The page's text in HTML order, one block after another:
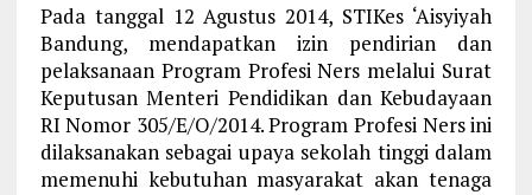
Pada tanggal 12 Agustus 2014, STIKes ‘Aisyiyah
Bandung, mendapatkan izin pendirian dan
pelaksanaan Program Profesi Ners melalui Surat
Keputusan Menteri Pendidikan dan Kebudayaan
RI Nomor 305/E/O/2014. Program Profesi Ners ini
dilaksanakan sebagai upaya sekolah tinggi dalam
memenuhi kebutuhan masyarakat akan tenaga